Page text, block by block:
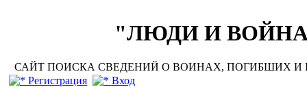
"ЛЮДИ И ВОЙНА"
САЙТ ПОИСКА СВЕДЕНИЙ О ВОИНАХ, ПОГИБШИХ И
Регистрация
Вход